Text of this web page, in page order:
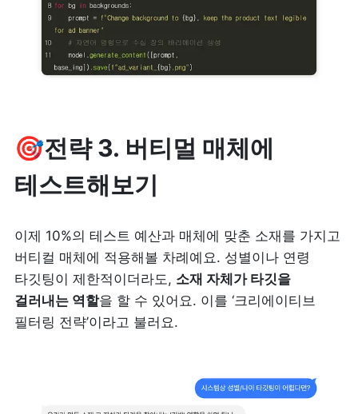
🎯전략 3. 버티멀 매체에
테스트해보기
이제 10%의 테스트 예산과 매체에 맞춘 소재를 가지고
버티컬 매체에 적용해볼 차례예요. 성별이나 연령
타깃팅이 제한적이더라도, 소재 자체가 타깃을
걸러내는 역할을 할 수 있어요. 이를 ‘크리에이티브
필터링 전략’이라고 불러요.